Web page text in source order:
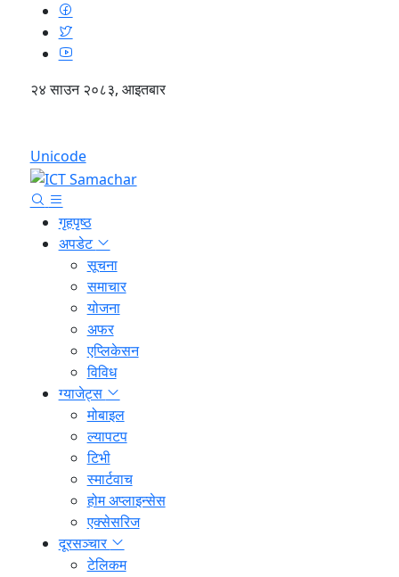
२४ साउन २०८३, आइतबार
Unicode
गृहपृष्ठ
अपडेट
सूचना
समाचार
योजना
अफर
एप्लिकेसन
विविध
ग्याजेट्स
मोबाइल
ल्यापटप
टिभी
स्मार्टवाच
होम अप्लाइन्सेस
एक्सेसरिज
दूरसञ्चार
टेलिकम